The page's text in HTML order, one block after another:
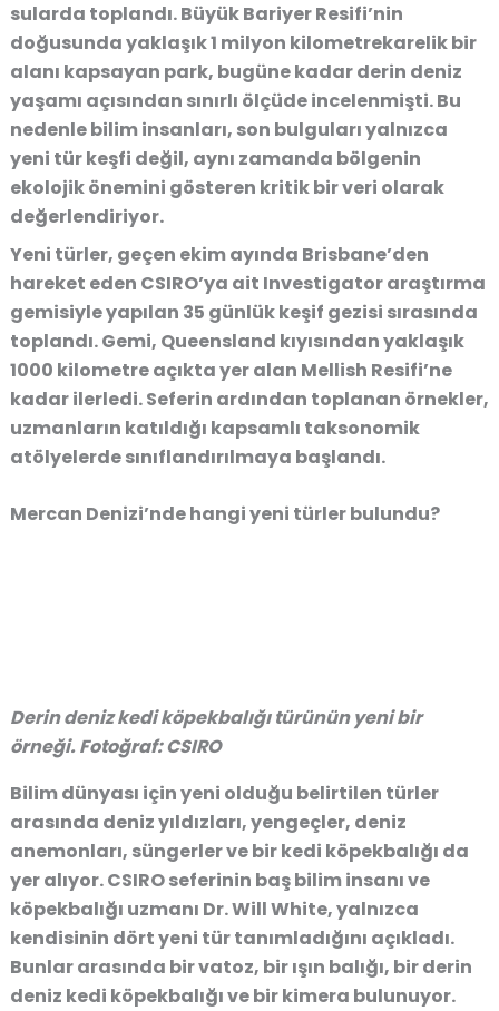
sularda toplandı. Büyük Bariyer Resifi’nin
doğusunda yaklaşık 1 milyon kilometrekarelik bir
alanı kapsayan park, bugüne kadar derin deniz
yaşamı açısından sınırlı ölçüde incelenmişti. Bu
nedenle bilim insanları, son bulguları yalnızca
yeni tür keşfi değil, aynı zamanda bölgenin
ekolojik önemini gösteren kritik bir veri olarak
değerlendiriyor.
Yeni türler, geçen ekim ayında Brisbane’den
hareket eden CSIRO’ya ait Investigator araştırma
gemisiyle yapılan 35 günlük keşif gezisi sırasında
toplandı. Gemi, Queensland kıyısından yaklaşık
1000 kilometre açıkta yer alan Mellish Resifi’ne
kadar ilerledi. Seferin ardından toplanan örnekler,
uzmanların katıldığı kapsamlı taksonomik
atölyelerde sınıflandırılmaya başlandı.
Mercan Denizi’nde hangi yeni türler bulundu?
Derin deniz kedi köpekbalığı türünün yeni bir
örneği. Fotoğraf: CSIRO
Bilim dünyası için yeni olduğu belirtilen türler
arasında deniz yıldızları, yengeçler, deniz
anemonları, süngerler ve bir kedi köpekbalığı da
yer alıyor. CSIRO seferinin baş bilim insanı ve
köpekbalığı uzmanı Dr. Will White, yalnızca
kendisinin dört yeni tür tanımladığını açıkladı.
Bunlar arasında bir vatoz, bir ışın balığı, bir derin
deniz kedi köpekbalığı ve bir kimera bulunuyor.